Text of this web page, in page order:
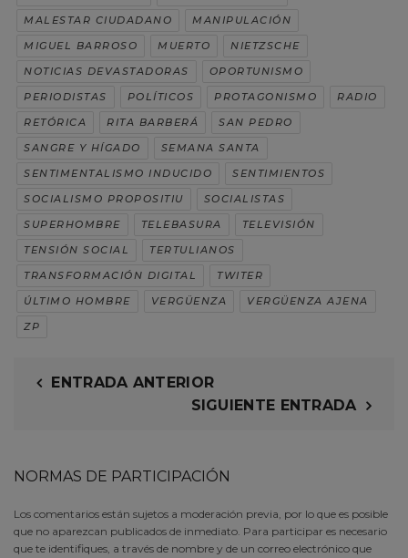
MALESTAR CIUDADANO
MANIPULACIÓN
MIGUEL BARROSO
MUERTO
NIETZSCHE
NOTICIAS DEVASTADORAS
OPORTUNISMO
PERIODISTAS
POLÍTICOS PROTAGONISMO
RADIO
RETÓRICA
RITA BARBERÁ
SAN PEDRO
SANGRE Y HÍGADO
SEMANA SANTA
SENTIMENTALISMO INDUCIDO
SENTIMIENTOS
SOCIALISMO PROPOSITIU
SOCIALISTAS
SUPERHOMBRE
TELEBASURA
TELEVISIÓN
TENSIÓN SOCIAL
TERTULIANOS
TRANSFORMACIÓN DIGITAL
TWITER
ÚLTIMO HOMBRE
VERGÜENZA
VERGÜENZA AJENA
ZP
ENTRADA ANTERIOR
SIGUIENTE ENTRADA
NORMAS DE PARTICIPACIÓN
Los comentarios están sujetos a moderación previa, por lo que es posible
que no aparezcan publicados de inmediato. Para participar es necesario
que te identifiques, a través de nombre y de un correo electrónico que